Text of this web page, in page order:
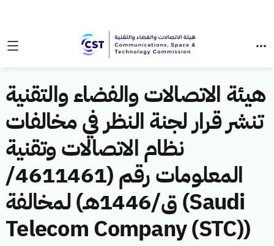
هيئة الاتصالات والفضاء والتقنية
تنشر قرار لجنة النظر في مخالفات
نظام الاتصالات وتقنية
المعلومات رقم (4611461/
ق/1446هـ) لمخالفة (Saudi
Telecom Company (STC))